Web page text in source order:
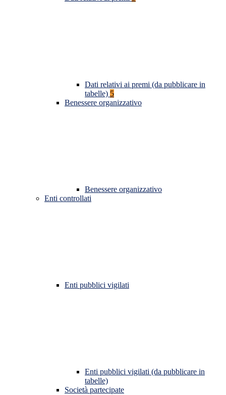
Dati relativi ai premi (da pubblicare in
tabelle) 5
Benessere organizzativo
Benessere organizzativo
Enti controllati
Enti pubblici vigilati
Enti pubblici vigilati (da pubblicare in
tabelle)
Società partecipate